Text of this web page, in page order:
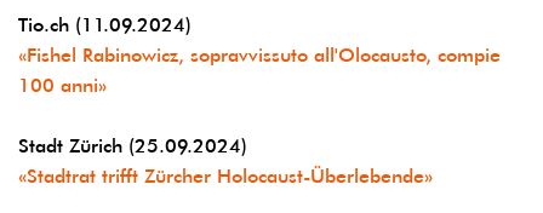
Tio.ch (11.09.2024)
«Fishel Rabinowicz, sopravvissuto all'Olocausto, compie
100 anni»
Stadt Zürich (25.09.2024)
«Stadtrat trifft Zürcher Holocaust-Überlebende»